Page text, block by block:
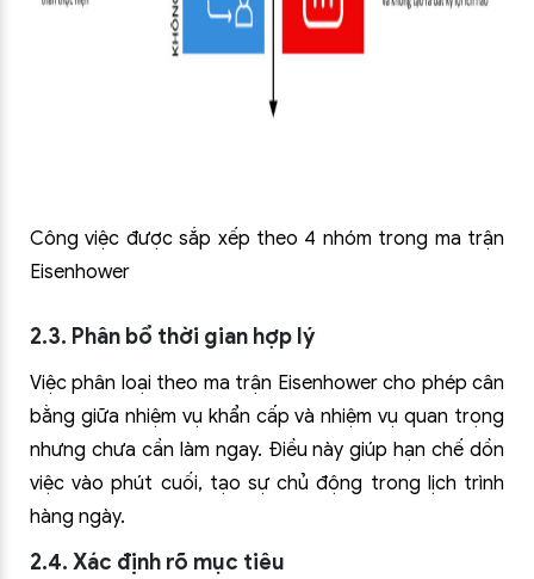
Công việc được sắp xếp theo 4 nhóm trong ma trận
Eisenhower
2.3. Phân bổ thời gian hợp lý
Việc phân loại theo ma trận Eisenhower cho phép cân
bằng giữa nhiệm vụ khẩn cấp và nhiệm vụ quan trọng
nhưng chưa cần làm ngay. Điều này giúp hạn chế dồn
việc vào phút cuối, tạo sự chủ động trong lịch trình
hàng ngày.
2.4. Xác định rõ mục tiêu